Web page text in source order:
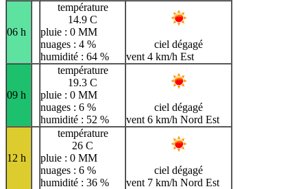
06 h
température
14.9 C
pluie : 0 MM
nuages : 4 %
humidité : 64 %
ciel dégagé
vent 4 km/h Est
09 h
température
19.3 C
pluie : 0 MM
nuages : 6 %
humidité : 52 %
ciel dégagé
vent 6 km/h Nord Est
12 h
température
26 C
pluie : 0 MM
nuages : 6 %
humidité : 36 %
ciel dégagé
vent 7 km/h Nord Est